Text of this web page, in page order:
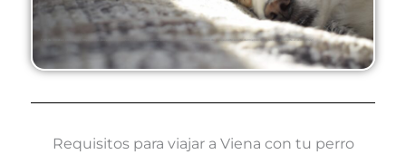
Foto de Christian Domingues: https://www.pexels.com/es-es/foto/fotografia-en-primer-plano-de-un-perro-blanco-y-marron-de-pelaje-corto-adulto-durmiendo-sobre-textil-gris-durante-el-dia-731022/
Requisitos para viajar a Viena con tu perro